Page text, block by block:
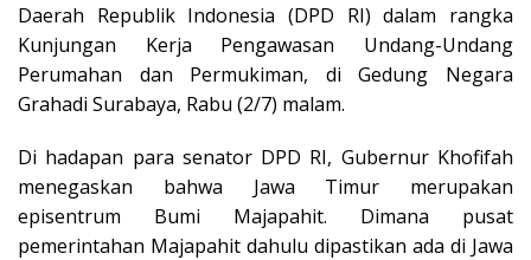
Daerah Republik Indonesia (DPD RI) dalam rangka
Kunjungan Kerja Pengawasan Undang-Undang
Perumahan dan Permukiman, di Gedung Negara
Grahadi Surabaya, Rabu (2/7) malam.
Di hadapan para senator DPD RI, Gubernur Khofifah
menegaskan bahwa Jawa Timur merupakan
episentrum Bumi Majapahit. Dimana pusat
pemerintahan Majapahit dahulu dipastikan ada di Jawa